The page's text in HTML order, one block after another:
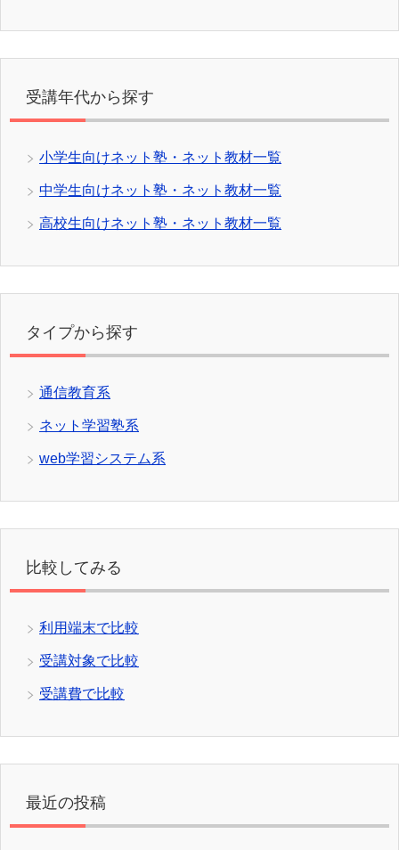
受講年代から探す
小学生向けネット塾・ネット教材一覧
中学生向けネット塾・ネット教材一覧
高校生向けネット塾・ネット教材一覧
タイプから探す
通信教育系
ネット学習塾系
web学習システム系
比較してみる
利用端末で比較
受講対象で比較
受講費で比較
最近の投稿